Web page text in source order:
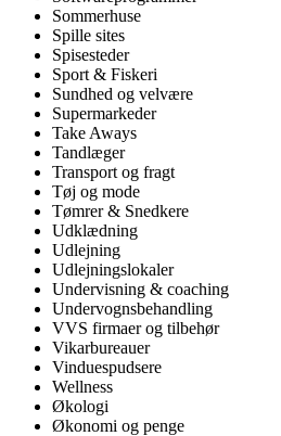
Sommerhuse
Spille sites
Spisesteder
Sport & Fiskeri
Sundhed og velvære
Supermarkeder
Take Aways
Tandlæger
Transport og fragt
Tøj og mode
Tømrer & Snedkere
Udklædning
Udlejning
Udlejningslokaler
Undervisning & coaching
Undervognsbehandling
VVS firmaer og tilbehør
Vikarbureauer
Vinduespudsere
Wellness
Økologi
Økonomi og penge